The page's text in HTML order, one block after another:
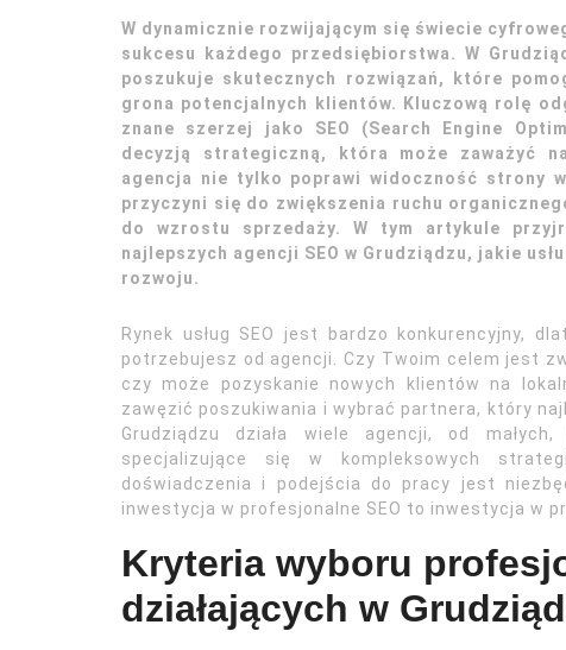
W dynamicznie rozwijającym się świecie
sukcesu każdego przedsiębiorstwa. W
poszukuje skutecznych rozwiązań, które
grona potencjalnych klientów. Kluczową rolę
znane szerzej jako SEO (Search Engine
decyzją strategiczną, która może zaważyć
agencja nie tylko poprawi widoczność strony
przyczyni się do zwiększenia ruchu
do wzrostu sprzedaży. W tym artykule
najlepszych agencji SEO w Grudziądzu, jakie
rozwoju.
Rynek usług SEO jest bardzo konkurencyjny,
potrzebujesz od agencji. Czy Twoim celem jest
czy może pozyskanie nowych klientów na
zawęzić poszukiwania i wybrać partnera, który
Grudziądzu działa wiele agencji, od
specjalizujące się w kompleksowych
doświadczenia i podejścia do pracy jest
inwestycja w profesjonalne SEO to inwestycja w
Kryteria wyboru
działających w